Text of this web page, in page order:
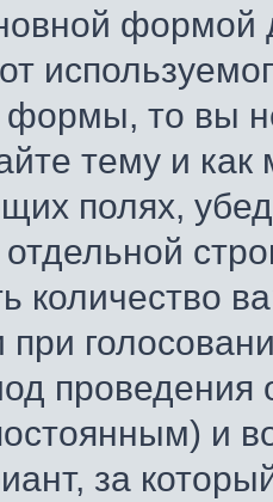
формой
формы, то вы
тему и
полях,
количество
при
проведения
и
за